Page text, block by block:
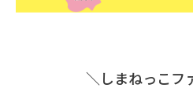
＼しまねっこフ